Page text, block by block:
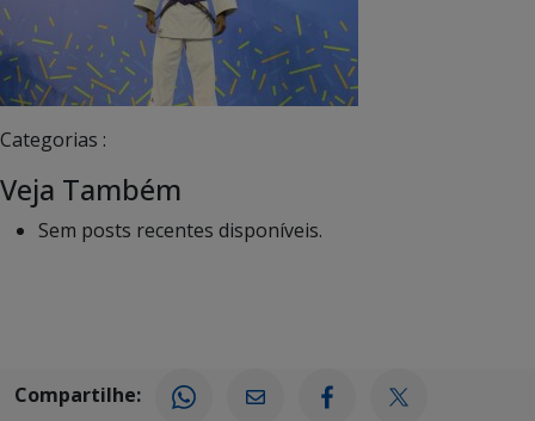
Categorias :
Veja Também
Sem posts recentes disponíveis.
Compartilhe: